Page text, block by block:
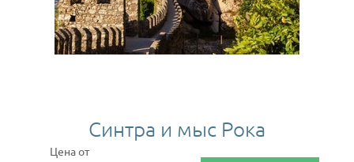
Синтра и мыс Рока
Цена от